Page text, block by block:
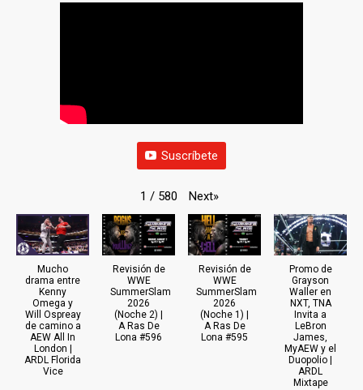
Suscríbete
1 / 580 Next»
Mucho
drama entre
Kenny
Omega y
Will Ospreay
de camino a
AEW All In
London |
ARDL Florida
Vice
Revisión de
WWE
SummerSlam
2026
(Noche 2) |
A Ras De
Lona #596
Revisión de
WWE
SummerSlam
2026
(Noche 1) |
A Ras De
Lona #595
Promo de
Grayson
Waller en
NXT, TNA
Invita a
LeBron
James,
MyAEW y el
Duopolio |
ARDL
Mixtape